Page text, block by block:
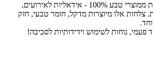
צלחות יוקרתיות, עשויות ממוצרי טבע 100% - אידאליות לאירועים,
צלחות אלו מיוצרות מדקל, חומר טבעי, חזק
נוחות לשימוש וידידותיות לסביבה!